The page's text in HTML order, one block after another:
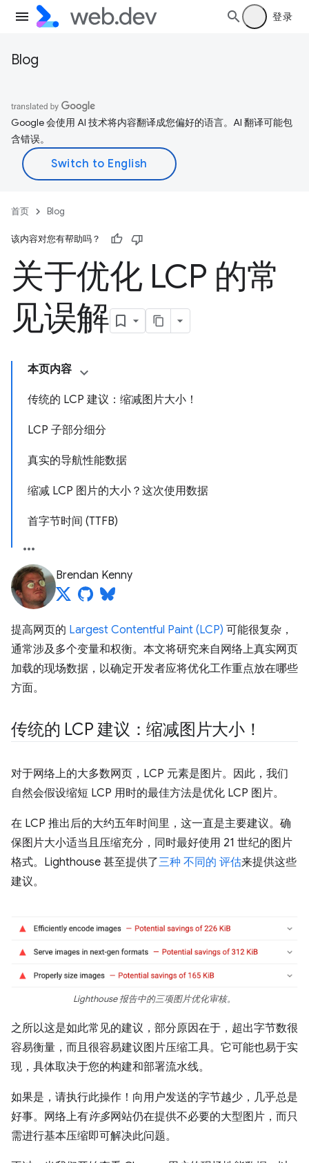
登录
Blog
Google 会使用 AI 技术将内容翻译成您偏好的语言。AI 翻译可能包
含错误。
首页 Blog
该内容对您有帮助吗？
关于优化 LCP 的常
见误解
本页内容
传统的 LCP 建议：缩减图片大小！
LCP 子部分细分
真实的导航性能数据
缩减 LCP 图片的大小？这次使用数据
首字节时间 (TTFB)
Brendan Kenny
提高网页的 Largest Contentful Paint (LCP) 可能很复杂，
通常涉及多个变量和权衡。本文将研究来自网络上真实网页
加载的现场数据，以确定开发者应将优化工作重点放在哪些
方面。
传统的 LCP 建议：缩减图片大小！
对于网络上的大多数网页，LCP 元素是图片。因此，我们
自然会假设缩短 LCP 用时的最佳方法是优化 LCP 图片。
在 LCP 推出后的大约五年时间里，这一直是主要建议。确
保图片大小适当且压缩充分，同时最好使用 21 世纪的图片
格式。Lighthouse 甚至提供了三种 不同的 评估来提供这些
建议。
Lighthouse 报告中的三项图片优化审核。
之所以这是如此常见的建议，部分原因在于，超出字节数很
容易衡量，而且很容易建议图片压缩工具。它可能也易于实
现，具体取决于您的构建和部署流水线。
如果是，请执行此操作！向用户发送的字节越少，几乎总是
好事。网络上有许多网站仍在提供不必要的大型图片，而只
需进行基本压缩即可解决此问题。